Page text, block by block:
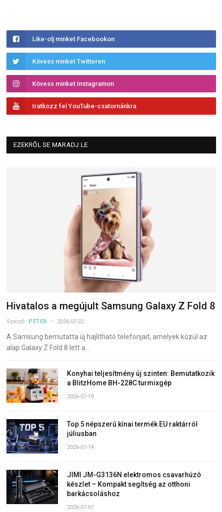
Like-olj minket Facebookon
Kövess minket Twitteren
Kövess minket Instagramon
Iratkozz fel YouTube-csatornánkra
EZEKRŐL SE MARADJ LE
Hivatalos a megújult Samsung Galaxy Z Fold 8
Szerző: PÉTER 2026-07-22
A Samsung bemutatta új hajlítható telefonjait, amelyek közül az
alap Galaxy Z Fold 8 lett a…
Konyhai teljesítmény új szinten: Bemutatkozik
a BlitzHome BH-228C turmixgép
2026-07-19
Top 5 népszerű kínai termék EU raktárról
júliusban
2026-07-14
JIMI JM-G3136N elektromos csavarhúzó
készlet – Kompakt segítség az otthoni
barkácsoláshoz
2026-07-07